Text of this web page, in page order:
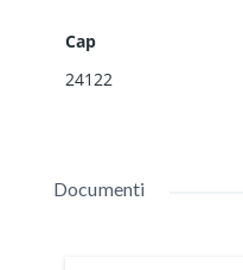
Cap
24122
Documenti